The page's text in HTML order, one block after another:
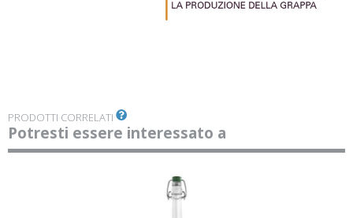
Potresti essere interessato a